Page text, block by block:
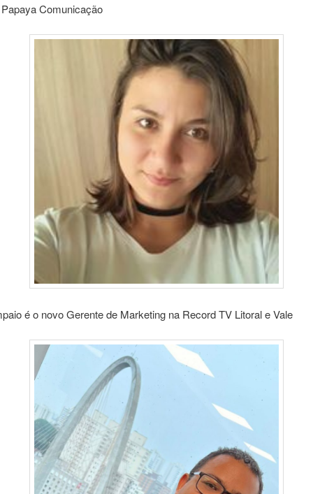
Comunicação
é o novo Gerente de Marketing na Record TV Litoral e Vale